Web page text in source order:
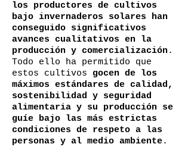
los productores de cultivos
bajo invernaderos solares han
conseguido significativos
avances cualitativos en la
producción y comercialización.
Todo ello ha permitido que
estos cultivos gocen de los
máximos estándares de calidad,
sostenibilidad y seguridad
alimentaria y su producción se
guíe bajo las más estrictas
condiciones de respeto a las
personas y al medio ambiente.